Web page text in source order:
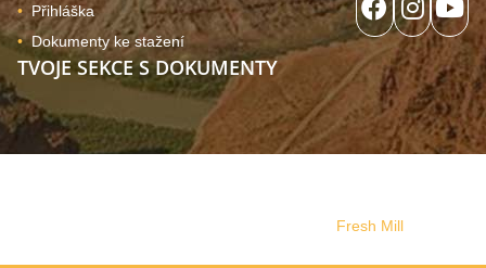
Přihláška
Dokumenty ke stažení
TVOJE SEKCE S DOKUMENTY
Fresh Mill